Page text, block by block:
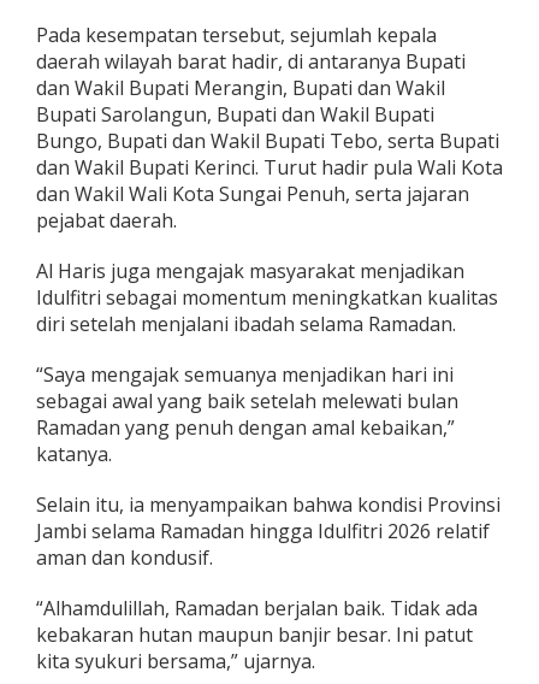
e
k
a
n
k
a
n
e
r
a
K
b
e
r
a
a
n
Pada kesempatan tersebut, sejumlah kepala
daerah wilayah barat hadir, di antaranya Bupati
dan Wakil Bupati Merangin, Bupati dan Wakil
Bupati Sarolangun, Bupati dan Wakil Bupati
Bungo, Bupati dan Wakil Bupati Tebo, serta Bupati
dan Wakil Bupati Kerinci. Turut hadir pula Wali Kota
dan Wakil Wali Kota Sungai Penuh, serta jajaran
pejabat daerah.
Al Haris juga mengajak masyarakat menjadikan
Idulfitri sebagai momentum meningkatkan kualitas
diri setelah menjalani ibadah selama Ramadan.
“Saya mengajak semuanya menjadikan hari ini
sebagai awal yang baik setelah melewati bulan
Ramadan yang penuh dengan amal kebaikan,”
katanya.
Selain itu, ia menyampaikan bahwa kondisi Provinsi
Jambi selama Ramadan hingga Idulfitri 2026 relatif
aman dan kondusif.
“Alhamdulillah, Ramadan berjalan baik. Tidak ada
kebakaran hutan maupun banjir besar. Ini patut
kita syukuri bersama,” ujarnya.